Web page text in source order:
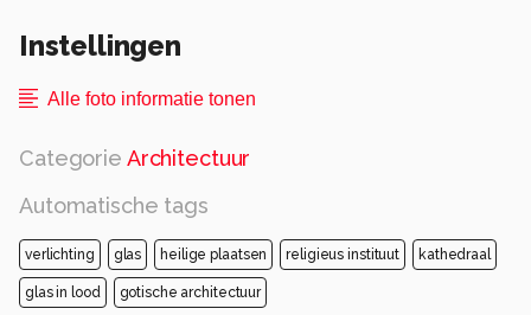
Instellingen
Alle foto informatie tonen
Categorie Architectuur
Automatische tags
verlichting glas heilige plaatsen religieus instituut kathedraal
glas in lood gotische architectuur